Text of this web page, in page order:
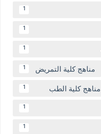
1
1
1
مناهج كلية التمريض 1
مناهج كلية الطب 1
1
1